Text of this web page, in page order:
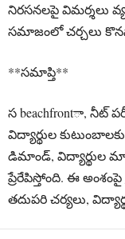
నిరసనలపై విమర్శలు
సమాజంలో చర్చలు
**సమాప్తి**
స beachfrontా, నీట్
విద్యార్థుల
డిమాండ్, విద్యార్థుల
ప్రేరేపిస్తోంది. ఈ
తదుపరి చర్యలు,